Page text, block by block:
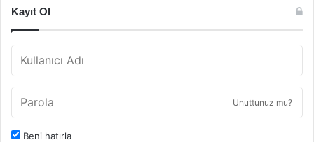
Kayıt Ol
Unuttunuz mu?
Beni hatırla